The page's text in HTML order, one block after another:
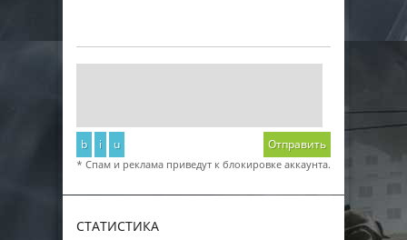
b i u Отправить
* Спам и реклама приведут к блокировке аккаунта.
СТАТИСТИКА